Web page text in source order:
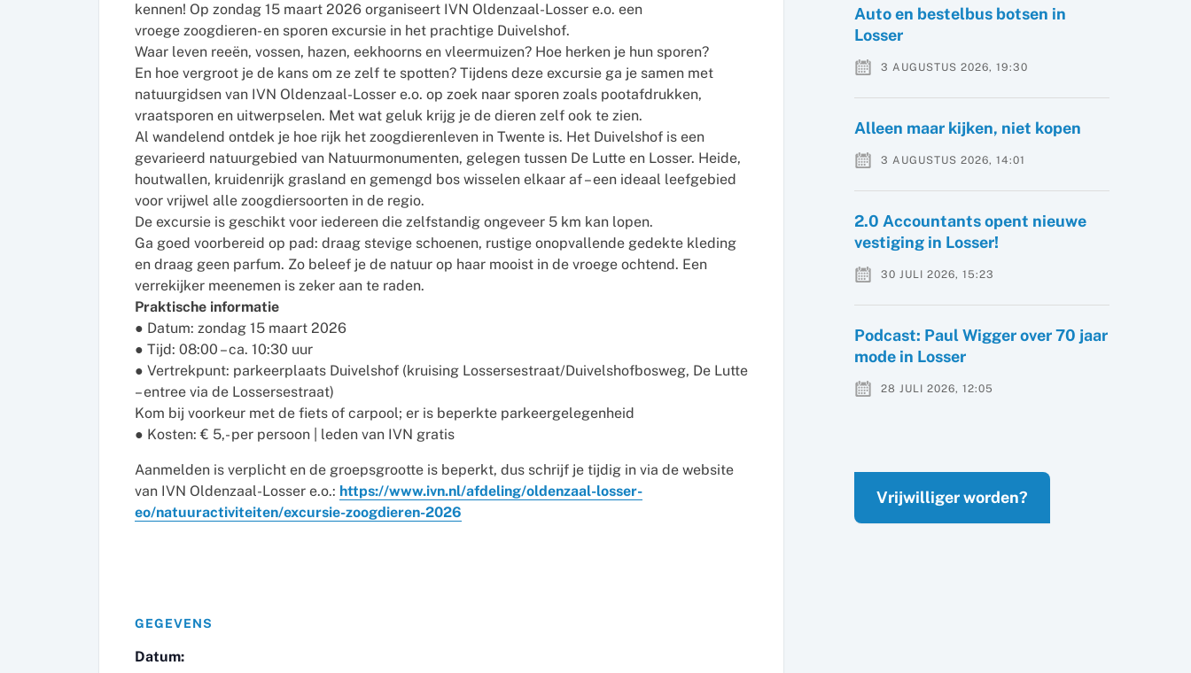
kennen! Op zondag 15 maart 2026 organiseert IVN Oldenzaal-Losser e.o. een
vroege zoogdieren- en sporen excursie in het prachtige Duivelshof.
Waar leven reeën, vossen, hazen, eekhoorns en vleermuizen? Hoe herken je hun sporen?
En hoe vergroot je de kans om ze zelf te spotten? Tijdens deze excursie ga je samen met
natuurgidsen van IVN Oldenzaal-Losser e.o. op zoek naar sporen zoals pootafdrukken,
vraatsporen en uitwerpselen. Met wat geluk krijg je de dieren zelf ook te zien.
Al wandelend ontdek je hoe rijk het zoogdierenleven in Twente is. Het Duivelshof is een
gevarieerd natuurgebied van Natuurmonumenten, gelegen tussen De Lutte en Losser. Heide,
houtwallen, kruidenrijk grasland en gemengd bos wisselen elkaar af – een ideaal leefgebied
voor vrijwel alle zoogdiersoorten in de regio.
De excursie is geschikt voor iedereen die zelfstandig ongeveer 5 km kan lopen.
Ga goed voorbereid op pad: draag stevige schoenen, rustige onopvallende gedekte kleding
en draag geen parfum. Zo beleef je de natuur op haar mooist in de vroege ochtend. Een
verrekijker meenemen is zeker aan te raden.
Praktische informatie
● Datum: zondag 15 maart 2026
● Tijd: 08:00 – ca. 10:30 uur
● Vertrekpunt: parkeerplaats Duivelshof (kruising Lossersestraat/Duivelshofbosweg, De Lutte
– entree via de Lossersestraat)
Kom bij voorkeur met de fiets of carpool; er is beperkte parkeergelegenheid
● Kosten: € 5,- per persoon | leden van IVN gratis
Aanmelden is verplicht en de groepsgrootte is beperkt, dus schrijf je tijdig in via de website
van IVN Oldenzaal-Losser e.o.: https://www.ivn.nl/afdeling/oldenzaal-losser-
eo/natuuractiviteiten/excursie-zoogdieren-2026
GEGEVENS
Datum:
Auto en bestelbus botsen in
Losser
3 AUGUSTUS 2026, 19:30
Alleen maar kijken, niet kopen
3 AUGUSTUS 2026, 14:01
2.0 Accountants opent nieuwe
vestiging in Losser!
30 JULI 2026, 15:23
Podcast: Paul Wigger over 70 jaar
mode in Losser
28 JULI 2026, 12:05
Vrijwilliger worden?